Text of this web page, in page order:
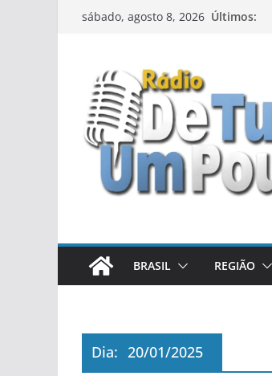
Pular
conteúdo
sábado, agosto 8, 2026 Últimos:
BRASIL REGIÃO
Dia: 20/01/2025